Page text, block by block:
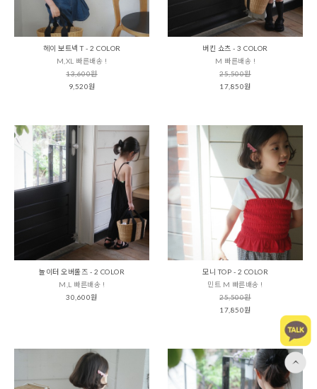
헤이 보트넥 T - 2 COLOR
M,XL 빠른배송 !
13,600원
9,520원
버킨 쇼츠 - 3 COLOR
M 빠른배송 !
25,500원
17,850원
놀이터 오버롤즈 - 2 COLOR
M,L 빠른배송 !
30,600원
모니 TOP - 2 COLOR
민트 M 빠른배송 !
25,500원
17,850원